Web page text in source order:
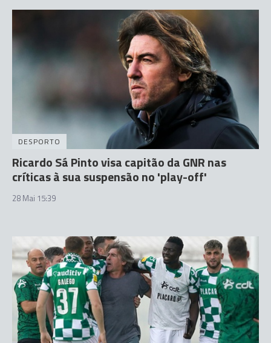
DESPORTO
Ricardo Sá Pinto visa capitão da GNR nas
críticas à sua suspensão no 'play-off'
28 Mai 15:39